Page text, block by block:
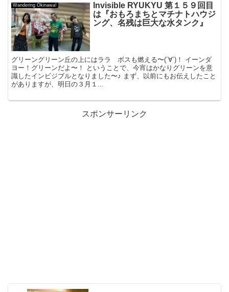
Wandering Okinawa!
Invisible RYUKYU 第１５９回目
は『おもろまちとマチナトハウジ
ング、名残は巨大な水タンク』
グリーングリーン丘の上にはララ ボスも燃える〜(´∀`)！ イーンダ
ヨー！グリーンだよ〜！ ということで、今宵はかなりグリーンを意
識したインビジブルとなりました〜♪ まず、以前にもお伝えしたこと
がありますが、明日の３月１...
スポンサーリンク